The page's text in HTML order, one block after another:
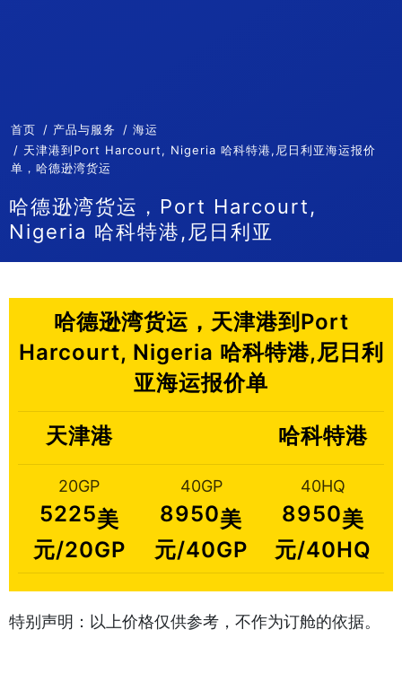
首页 产品与服务
海运
天津港到Port Harcourt, Nigeria 哈科特港,尼日利亚海运报价
单，哈德逊湾货运
哈德逊湾货运，Port Harcourt,
Nigeria 哈科特港,尼日利亚
哈德逊湾货运，天津港到Port
Harcourt, Nigeria 哈科特港,尼日利
亚海运报价单
天津港 哈科特港
20GP
5225美
元/20GP
40GP
8950美
元/40GP
40HQ
8950美
元/40HQ
特别声明：以上价格仅供参考，不作为订舱的依据。